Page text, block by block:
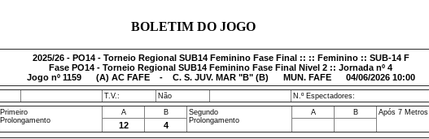
BOLETIM DO JOGO
2025/26 - PO14 - Torneio Regional SUB14 Feminino Fase Final :: :: Feminino :: SUB-14 F
Fase PO14 - Torneio Regional SUB14 Feminino Fase Final Nivel 2 :: Jornada nº 4
Jogo nº 1159(A) AC FAFE - C. S. JUV. MAR "B" (B) MUN. FAFE 04/06/2026 10:00
T.V.: Não N.º Espectadores:
Primeiro
Prolongamento
A B
Segundo
Prolongamento
A B Após 7 Metros
12 4